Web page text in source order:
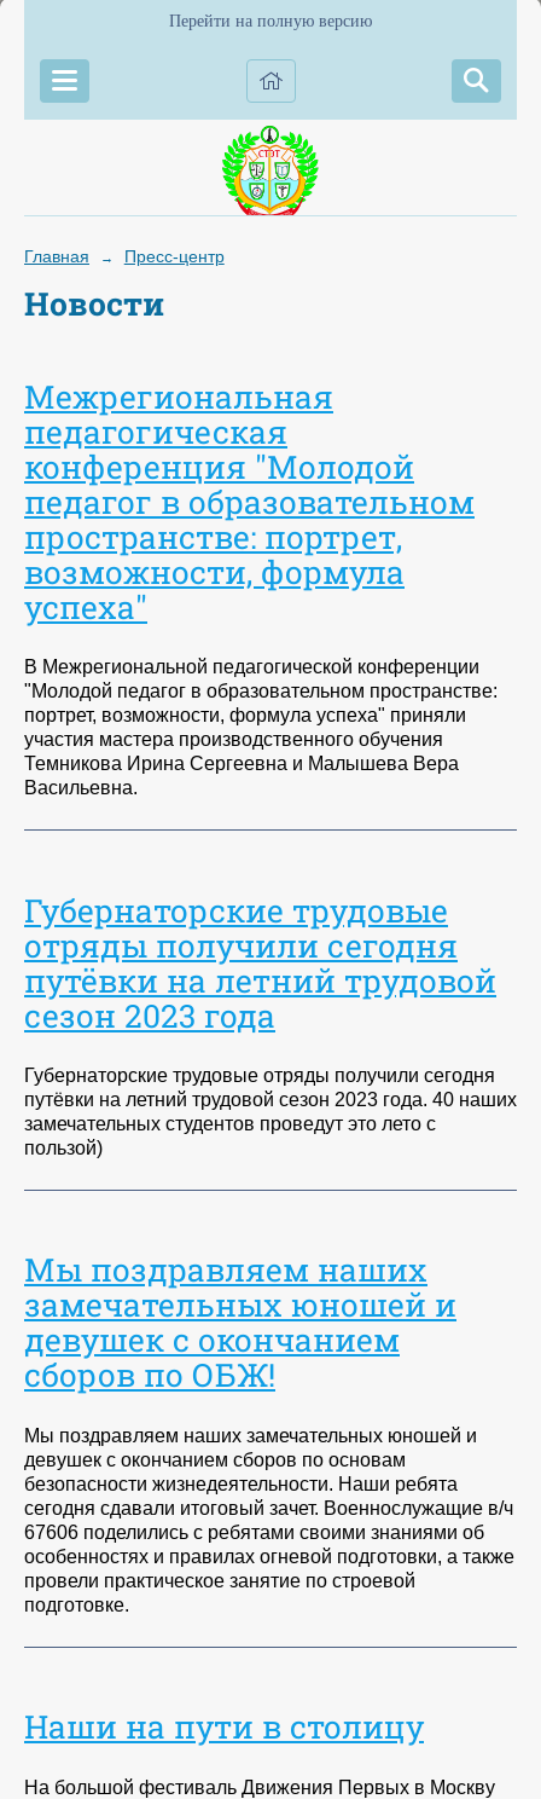
Перейти на полную версию
Главная → Пресс-центр
Новости
Межрегиональная
педагогическая
конференция "Молодой
педагог в образовательном
пространстве: портрет,
возможности, формула
успеха"
В Межрегиональной педагогической конференции
"Молодой педагог в образовательном пространстве:
портрет, возможности, формула успеха" приняли
участия мастера производственного обучения
Темникова Ирина Сергеевна и Малышева Вера
Васильевна.
Губернаторские трудовые
отряды получили сегодня
путёвки на летний трудовой
сезон 2023 года
Губернаторские трудовые отряды получили сегодня
путёвки на летний трудовой сезон 2023 года. 40 наших
замечательных студентов проведут это лето с
пользой)
Мы поздравляем наших
замечательных юношей и
девушек с окончанием
сборов по ОБЖ!
Мы поздравляем наших замечательных юношей и
девушек с окончанием сборов по основам
безопасности жизнедеятельности. Наши ребята
сегодня сдавали итоговый зачет. Военнослужащие в/ч
67606 поделились с ребятами своими знаниями об
особенностях и правилах огневой подготовки, а также
провели практическое занятие по строевой
подготовке.
Наши на пути в столицу
На большой фестиваль Движения Первых в Москву